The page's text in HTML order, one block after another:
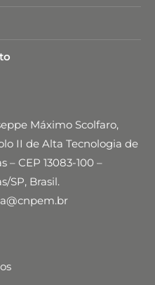
Máximo Scolfaro,
II de Alta Tecnologia de
– CEP 13083-100 –
SP, Brasil.